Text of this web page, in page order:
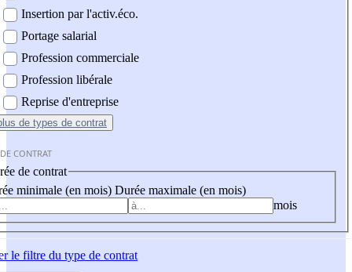
Insertion par l'activ.éco.
Portage salarial
Profession commerciale
Profession libérale
Reprise d'entreprise
de types de contrat
CONTRAT
de contrat
minimale (en mois) Durée maximale (en mois)
mois
le filtre du type de contrat